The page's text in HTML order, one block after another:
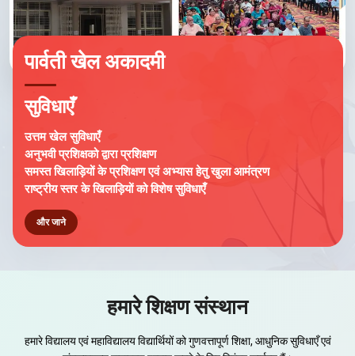
पार्वती खेल अकादमी
सुविधाएँ
उत्तम खेल सुविधाएँ
अनुभवी प्रशिक्षको द्वारा प्रशिक्षण
समस्त खिलाड़ियों के प्रशिक्षण एवं अभ्यास हेतु खुला आमंत्रण
राष्ट्रीय स्तर के खिलाड़ियों को विशेष सुविधाएँ
और जाने
हमारे शिक्षण संस्थान
हमारे विद्यालय एवं महाविद्यालय विद्यार्थियों को गुणवत्तापूर्ण शिक्षा, आधुनिक सुविधाएँ एवं